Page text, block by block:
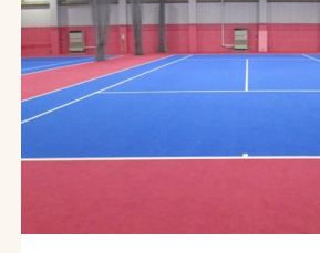
ソーシャルメディアポリシー
InstagramFacebookYouTube